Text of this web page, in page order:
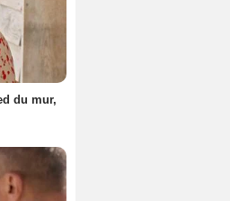
du mur,